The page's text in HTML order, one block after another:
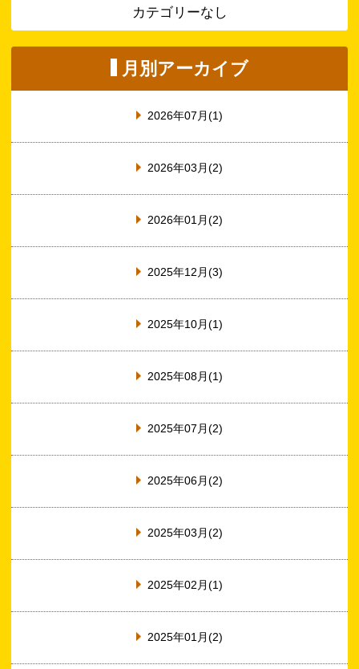
カテゴリーなし
月別アーカイブ
2026年07月(1)
2026年03月(2)
2026年01月(2)
2025年12月(3)
2025年10月(1)
2025年08月(1)
2025年07月(2)
2025年06月(2)
2025年03月(2)
2025年02月(1)
2025年01月(2)